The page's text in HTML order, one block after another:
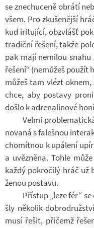
se zne­chu­ceně ob­rátí
všem. Pro zku­še­nější
kud iri­tu­jící, ob­zvlášť
tra­diční ře­šení, takže
pak mají ne­mi­lou snahu
ře­šení“ (ne­mů­žeš
mů­žeš tam vlézt
chce, aby po­stavy
došlo k adre­na­li­nové
Velmi
no­vaná s fa­leš­nou
cho­mít­nou k upá­lení
a uvěz­něna. Tohle
každý po­kro­čilý hráč
že­nou po­stavu.
Pří­stup „leze fér“
šly ně­ko­lik
musí řešit, při­čemž